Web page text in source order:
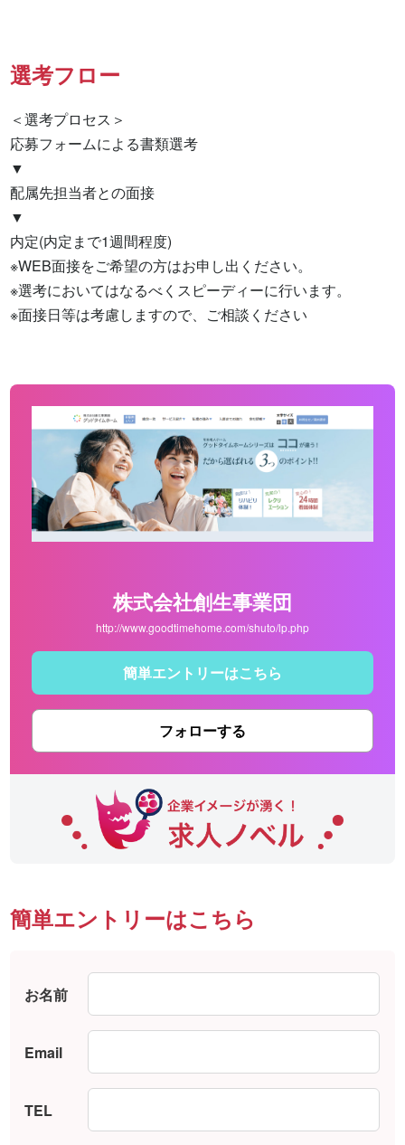
選考フロー
＜選考プロセス＞
応募フォームによる書類選考
▼
配属先担当者との面接
▼
内定(内定まで1週間程度)
※WEB面接をご希望の方はお申し出ください。
※選考においてはなるべくスピーディーに行います。
※面接日等は考慮しますので、ご相談ください
株式会社創生事業団
http://www.goodtimehome.com/shuto/lp.php
簡単エントリーはこちら
フォローする
簡単エントリーはこちら
お名前
Email
TEL